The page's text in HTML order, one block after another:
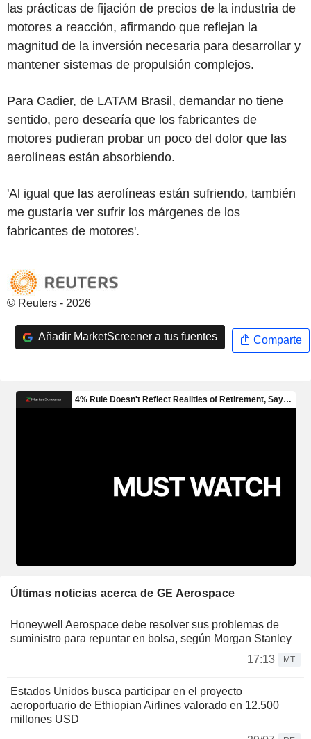
las prácticas de fijación de precios de la industria de
motores a reacción, afirmando que reflejan la
magnitud de la inversión necesaria para desarrollar y
mantener sistemas de propulsión complejos.
Para Cadier, de LATAM Brasil, demandar no tiene
sentido, pero desearía que los fabricantes de
motores pudieran probar un poco del dolor que las
aerolíneas están absorbiendo.
'Al igual que las aerolíneas están sufriendo, también
me gustaría ver sufrir los márgenes de los
fabricantes de motores'.
© Reuters - 2026
Añadir MarketScreener a tus fuentes Comparte
Últimas noticias acerca de GE Aerospace
Honeywell Aerospace debe resolver sus problemas de
suministro para repuntar en bolsa, según Morgan Stanley
17:13
MT
Estados Unidos busca participar en el proyecto
aeroportuario de Ethiopian Airlines valorado en 12.500
millones USD